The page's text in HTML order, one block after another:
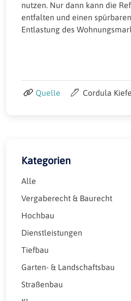
nutzen. Nur dann kann die
entfalten und einen
Entlastung des
Quelle Cordula
Kategorien
Alle
Vergaberecht & Baurecht
Hochbau
Dienstleistungen
Tiefbau
Garten- & Landschaftsbau
Straßenbau